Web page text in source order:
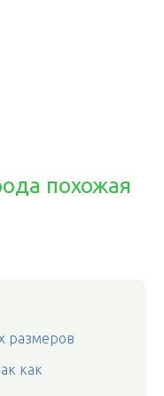
похожая
размеров
как